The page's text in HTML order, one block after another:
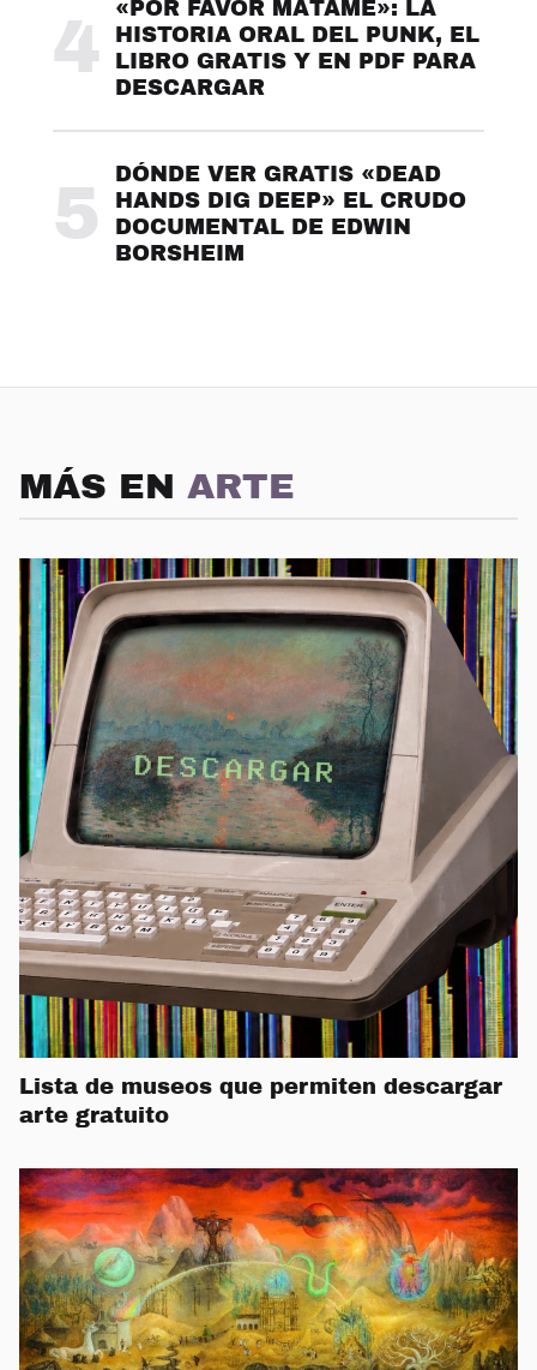
4
«POR FAVOR MÁTAME»: LA
HISTORIA ORAL DEL PUNK, EL
LIBRO GRATIS Y EN PDF PARA
DESCARGAR
5
DÓNDE VER GRATIS «DEAD
HANDS DIG DEEP» EL CRUDO
DOCUMENTAL DE EDWIN
BORSHEIM
MÁS EN ARTE
Lista de museos que permiten descargar
arte gratuito